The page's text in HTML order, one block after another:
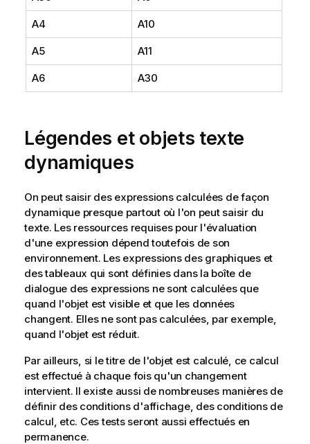
A4 A10
A5 A11
A6 A30
Légendes et objets texte
dynamiques
On peut saisir des expressions calculées de façon
dynamique presque partout où l'on peut saisir du
texte. Les ressources requises pour l'évaluation
d'une expression dépend toutefois de son
environnement. Les expressions des graphiques et
des tableaux qui sont définies dans la boîte de
dialogue des expressions ne sont calculées que
quand l'objet est visible et que les données
changent. Elles ne sont pas calculées, par exemple,
quand l'objet est réduit.
Par ailleurs, si le titre de l'objet est calculé, ce calcul
est effectué à chaque fois qu'un changement
intervient. Il existe aussi de nombreuses manières de
définir des conditions d'affichage, des conditions de
calcul, etc. Ces tests seront aussi effectués en
permanence.